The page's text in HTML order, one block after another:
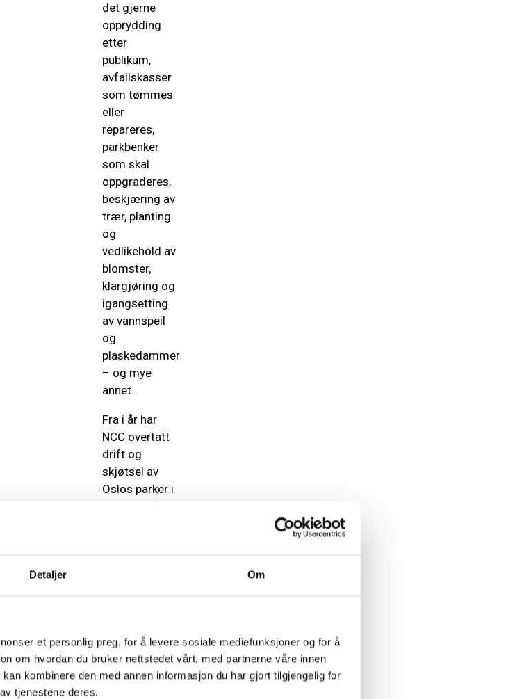
Detaljer Om
et personlig preg, for å levere sosiale mediefunksjoner og for å
om hvordan du bruker nettstedet vårt, med partnerne våre innen
kombinere den med annen informasjon du har gjort tilgjengelig for
tjenestene deres.
det gjerne
opprydding
etter
publikum,
avfallskasser
som tømmes
eller
repareres,
parkbenker
som skal
oppgraderes,
beskjæring av
trær, planting
og
vedlikehold av
blomster,
klargjøring og
igangsetting
av vannspeil
og
plaskedammer
– og mye
annet.
Fra i år har
NCC overtatt
drift og
skjøtsel av
Oslos parker i
og utfører
parkdriften
innenfor Ring
3 i byen samt
parker i de